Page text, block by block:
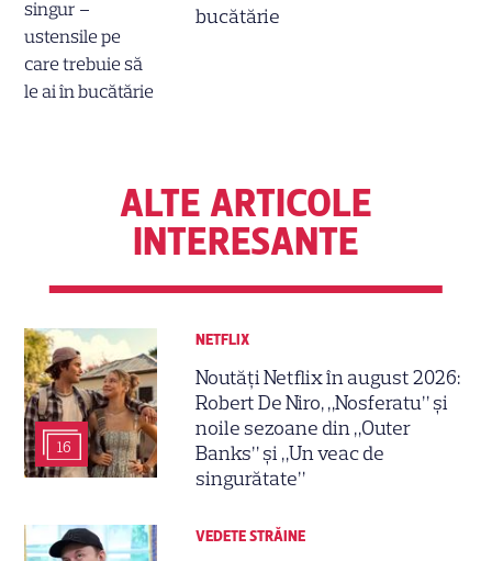
bucătărie
ALTE ARTICOLE
INTERESANTE
16
NETFLIX
Noutăți Netflix în august 2026:
Robert De Niro, „Nosferatu” și
noile sezoane din „Outer
Banks” și „Un veac de
singurătate”
VEDETE STRĂINE